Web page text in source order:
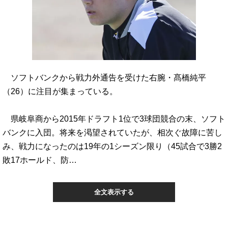
ソフトバンクから戦力外通告を受けた右腕・髙橋純平
（26）に注目が集まっている。
県岐阜商から2015年ドラフト1位で3球団競合の末、ソフト
バンクに入団。将来を渇望されていたが、相次ぐ故障に苦し
み、戦力になったのは19年の1シーズン限り（45試合で3勝2
敗17ホールド、防…
全文表示する